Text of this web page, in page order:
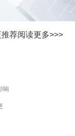
荐阅读更多>>>
响